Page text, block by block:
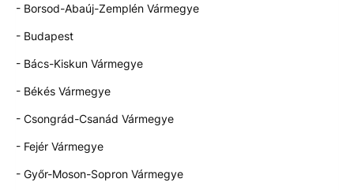
- Borsod-Abaúj-Zemplén Vármegye
- Budapest
- Bács-Kiskun Vármegye
- Békés Vármegye
- Csongrád-Csanád Vármegye
- Fejér Vármegye
- Győr-Moson-Sopron Vármegye